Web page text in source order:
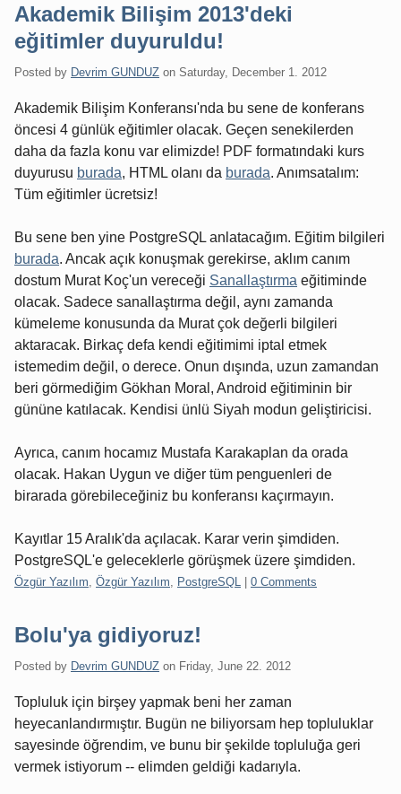
Akademik Bilişim 2013'deki
eğitimler duyuruldu!
Posted by Devrim GUNDUZ on Saturday, December 1. 2012
Akademik Bilişim Konferansı'nda bu sene de konferans
öncesi 4 günlük eğitimler olacak. Geçen senekilerden
daha da fazla konu var elimizde! PDF formatındaki kurs
duyurusu burada, HTML olanı da burada. Anımsatalım:
Tüm eğitimler ücretsiz!
Bu sene ben yine PostgreSQL anlatacağım. Eğitim bilgileri
burada. Ancak açık konuşmak gerekirse, aklım canım
dostum Murat Koç'un vereceği Sanallaştırma eğitiminde
olacak. Sadece sanallaştırma değil, aynı zamanda
kümeleme konusunda da Murat çok değerli bilgileri
aktaracak. Birkaç defa kendi eğitimimi iptal etmek
istemedim değil, o derece. Onun dışında, uzun zamandan
beri görmediğim Gökhan Moral, Android eğitiminin bir
gününe katılacak. Kendisi ünlü Siyah modun geliştiricisi.
Ayrıca, canım hocamız Mustafa Karakaplan da orada
olacak. Hakan Uygun ve diğer tüm penguenleri de
birarada görebileceğiniz bu konferansı kaçırmayın.
Kayıtlar 15 Aralık'da açılacak. Karar verin şimdiden.
PostgreSQL'e geleceklerle görüşmek üzere şimdiden.
Categories:
Özgür Yazılım Özgür Yazılım PostgreSQL 0 Comments
Bolu'ya gidiyoruz!
Posted by Devrim GUNDUZ on Friday, June 22. 2012
Topluluk için birşey yapmak beni her zaman
heyecanlandırmıştır. Bugün ne biliyorsam hep topluluklar
sayesinde öğrendim, ve bunu bir şekilde topluluğa geri
vermek istiyorum -- elimden geldiği kadarıyla.